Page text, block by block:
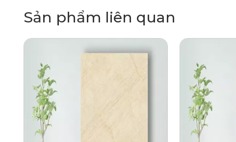
Sản phẩm liên quan